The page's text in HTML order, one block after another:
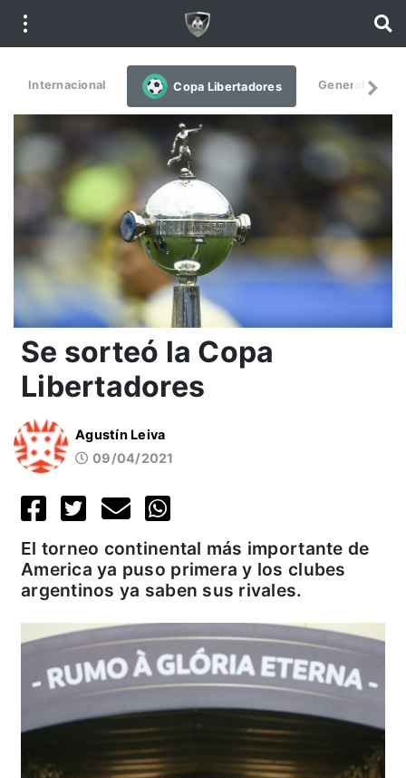
Internacional Copa Libertadores General
Se sorteó la Copa
Libertadores
Agustín Leiva
09/04/2021
El torneo continental más importante de
America ya puso primera y los clubes
argentinos ya saben sus rivales.